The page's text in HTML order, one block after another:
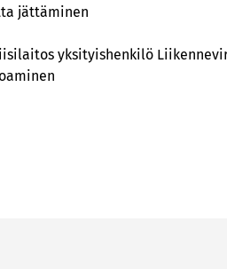
jättäminen
yksityishenkilö